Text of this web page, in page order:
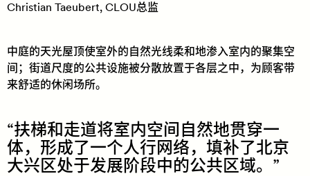
Christian Taeubert, CLOU总监
中庭的天光屋顶使室外的自然光线柔和地渗入室内的聚集空
间；街道尺度的公共设施被分散放置于各层之中，为顾客带
来舒适的休闲场所。
扶梯和走道将室内空间自然地贯穿一
体，形成了一个人行网络，填补了北京
大兴区处于发展阶段中的公共区域。